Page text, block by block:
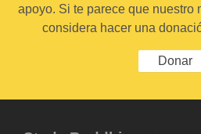
apoyo. Si te parece que nuestro
considera hacer una
Donar